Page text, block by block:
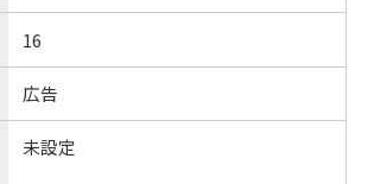
16
広告
未設定